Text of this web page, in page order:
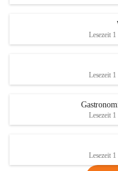
Lesezeit
Lesezeit
Lesezeit
Lesezeit